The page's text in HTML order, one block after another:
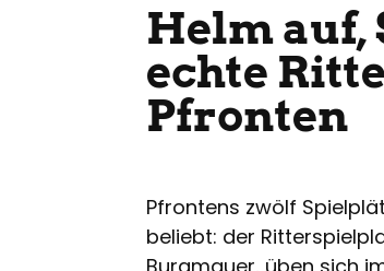
Helm auf,
echte
Pfronten
Pfrontens zwölf
beliebt: der